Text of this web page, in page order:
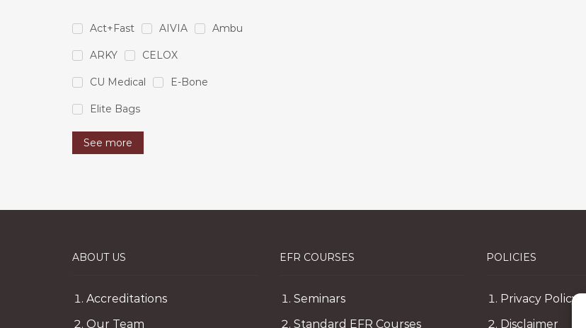
Act+Fast AIVIA Ambu
ARKY CELOX
CU Medical E-Bone
Elite Bags
See more
ABOUT US
Accreditations
Our Team
EFR COURSES
Seminars
Standard EFR Courses
POLICIES
Privacy Policy
Disclaimer